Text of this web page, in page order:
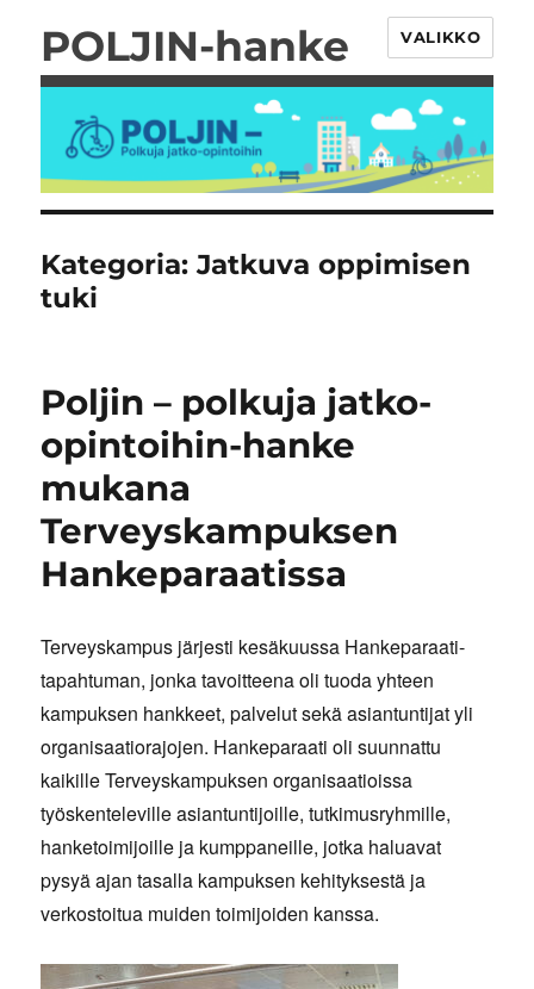
POLJIN-hanke VALIKKO
Kategoria:Jatkuva oppimisen
tuki
Poljin – polkuja jatko-
opintoihin-hanke
mukana
Terveyskampuksen
Hankeparaatissa
Terveyskampus järjesti kesäkuussa Hankeparaati-
tapahtuman, jonka tavoitteena oli tuoda yhteen
kampuksen hankkeet, palvelut sekä asiantuntijat yli
organisaatiorajojen. Hankeparaati oli suunnattu
kaikille Terveyskampuksen organisaatioissa
työskenteleville asiantuntijoille, tutkimusryhmille,
hanketoimijoille ja kumppaneille, jotka haluavat
pysyä ajan tasalla kampuksen kehityksestä ja
verkostoitua muiden toimijoiden kanssa.